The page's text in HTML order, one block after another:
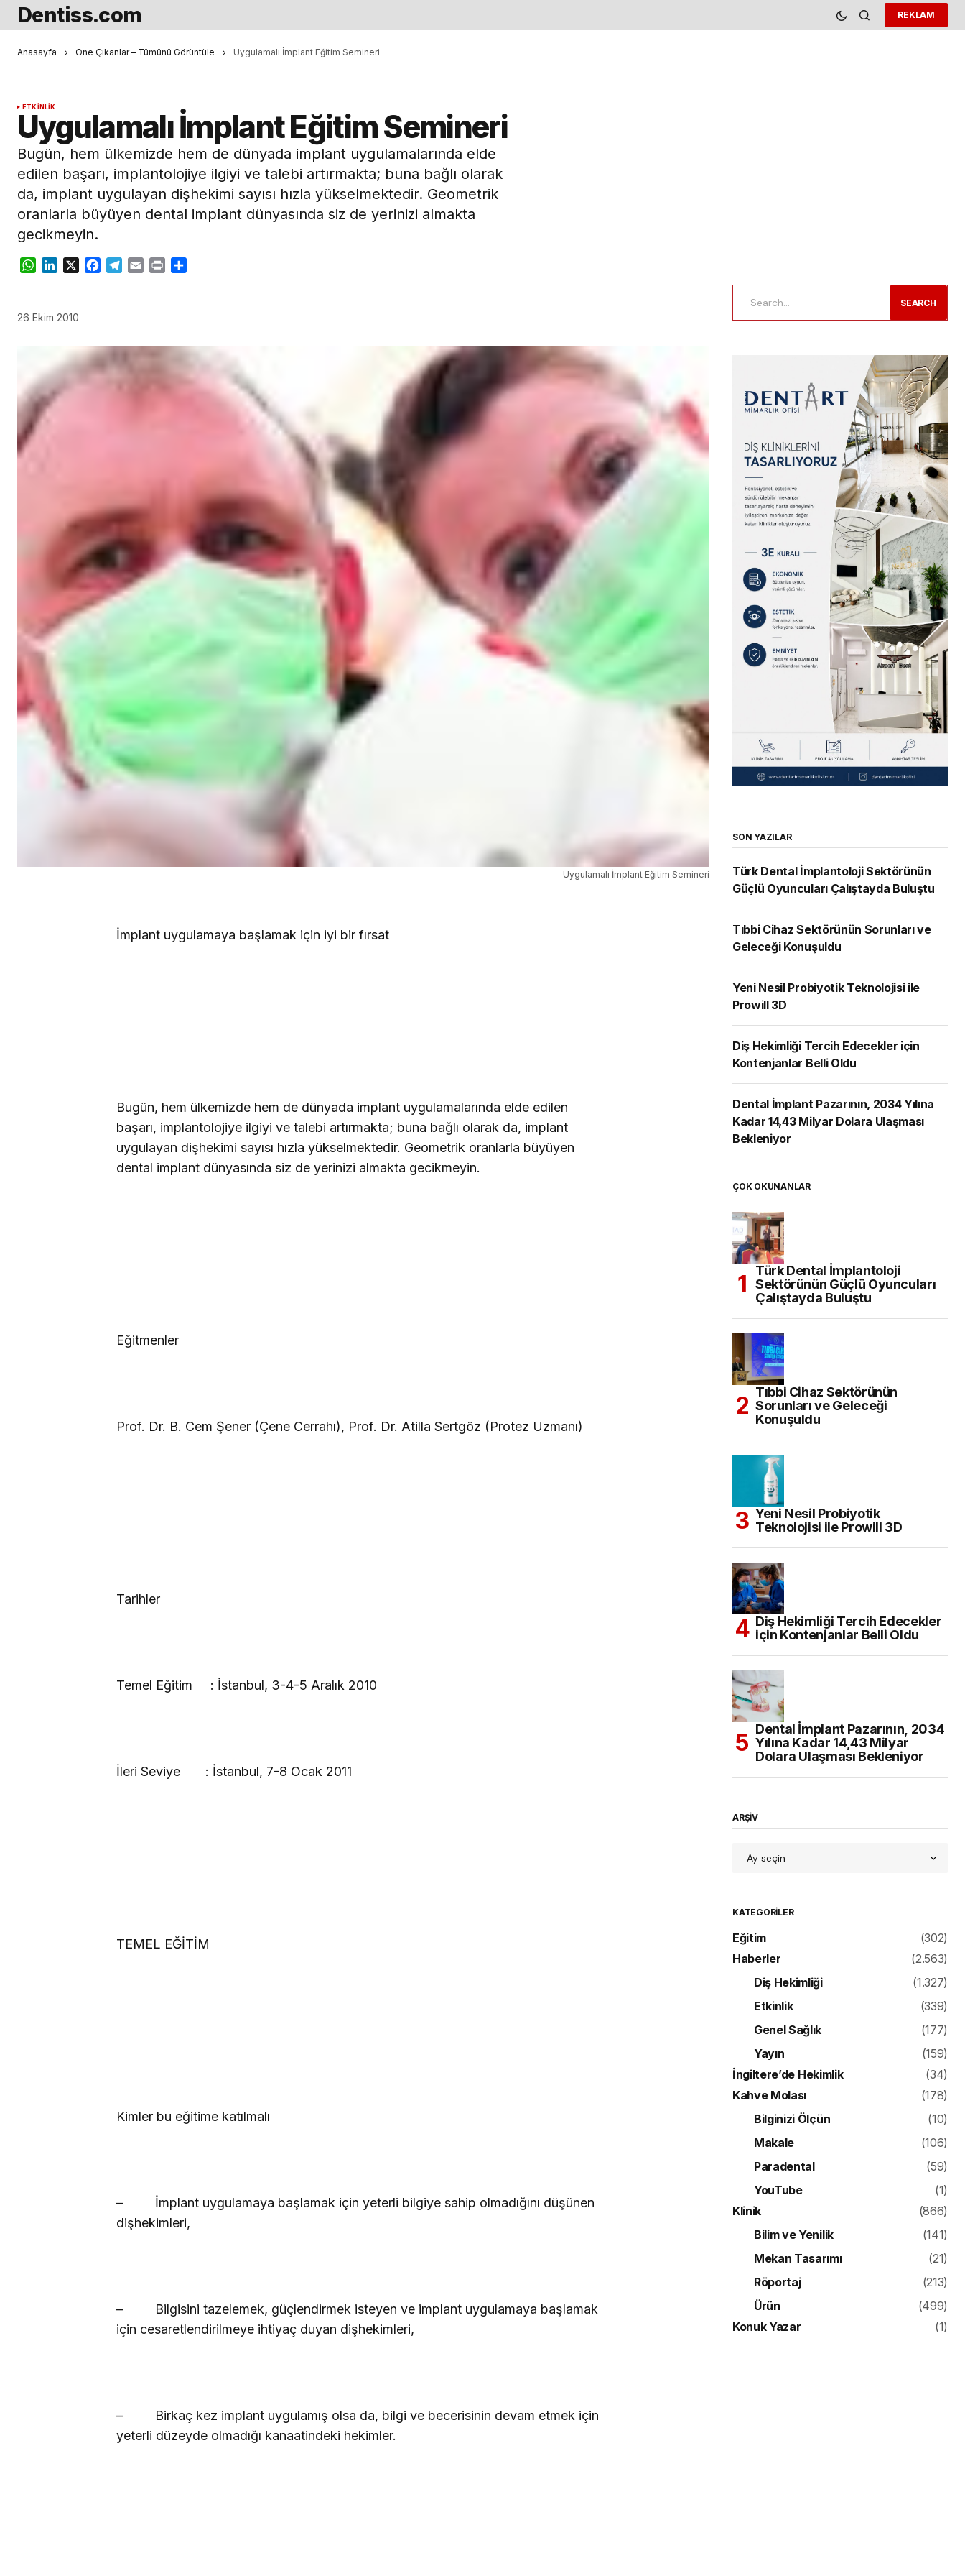
Dentiss.com REKLAM
Anasayfa Öne Çıkanlar – Tümünü Görüntüle Uygulamalı İmplant Eğitim Semineri
ETKINLIK
Uygulamalı İmplant Eğitim Semineri
Bugün, hem ülkemizde hem de dünyada implant uygulamalarında elde
edilen başarı, implantolojiye ilgiyi ve talebi artırmakta; buna bağlı olarak
da, implant uygulayan dişhekimi sayısı hızla yükselmektedir. Geometrik
oranlarla büyüyen dental implant dünyasında siz de yerinizi almakta
gecikmeyin.
WhatsApp
LinkedIn
X Facebook
Telegram
Email Print
26 Ekim 2010
Uygulamalı İmplant Eğitim Semineri
İmplant uygulamaya başlamak için iyi bir fırsat
Bugün, hem ülkemizde hem de dünyada implant uygulamalarında elde edilen
başarı, implantolojiye ilgiyi ve talebi artırmakta; buna bağlı olarak da, implant
uygulayan dişhekimi sayısı hızla yükselmektedir. Geometrik oranlarla büyüyen
dental implant dünyasında siz de yerinizi almakta gecikmeyin.
Eğitmenler
Prof. Dr. B. Cem Şener (Çene Cerrahı), Prof. Dr. Atilla Sertgöz (Protez Uzmanı)
Tarihler
Temel Eğitim : İstanbul, 3-4-5 Aralık 2010
İleri Seviye : İstanbul, 7-8 Ocak 2011
TEMEL EĞİTİM
Kimler bu eğitime katılmalı
–
İmplant uygulamaya başlamak için yeterli bilgiye sahip olmadığını düşünen
dişhekimleri,
–
Bilgisini tazelemek, güçlendirmek isteyen ve implant uygulamaya başlamak
için cesaretlendirilmeye ihtiyaç duyan dişhekimleri,
–
Birkaç kez implant uygulamış olsa da, bilgi ve becerisinin devam etmek için
yeterli düzeyde olmadığı kanaatindeki hekimler.
SEARCH
SON YAZILAR
Türk Dental İmplantoloji Sektörünün
Güçlü Oyuncuları Çalıştayda Buluştu
Tıbbi Cihaz Sektörünün Sorunları ve
Geleceği Konuşuldu
Yeni Nesil Probiyotik Teknolojisi ile
Prowill 3D
Diş Hekimliği Tercih Edecekler için
Kontenjanlar Belli Oldu
Dental İmplant Pazarının, 2034 Yılına
Kadar 14,43 Milyar Dolara Ulaşması
Bekleniyor
ÇOK OKUNANLAR
Türk Dental İmplantoloji
Sektörünün Güçlü Oyuncuları
Çalıştayda Buluştu
Tıbbi Cihaz Sektörünün
Sorunları ve Geleceği
Konuşuldu
Yeni Nesil Probiyotik
Teknolojisi ile Prowill 3D
Diş Hekimliği Tercih Edecekler
için Kontenjanlar Belli Oldu
Dental İmplant Pazarının, 2034
Yılına Kadar 14,43 Milyar
Dolara Ulaşması Bekleniyor
ARŞİV
KATEGORILER
Eğitim
(302)
Haberler
(2.563)
Diş Hekimliği
(1.327)
Etkinlik
(339)
Genel Sağlık
(177)
Yayın
(159)
İngiltere’de Hekimlik
(34)
Kahve Molası
(178)
Bilginizi Ölçün
(10)
Makale
(106)
Paradental
(59)
YouTube
(1)
Klinik
(866)
Bilim ve Yenilik
(141)
Mekan Tasarımı
(21)
Röportaj
(213)
Ürün
(499)
Konuk Yazar
(1)